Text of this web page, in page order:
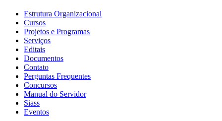
Estrutura Organizacional
Cursos
Projetos e Programas
Serviços
Editais
Documentos
Contato
Perguntas Frequentes
Concursos
Manual do Servidor
Siass
Eventos